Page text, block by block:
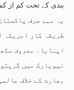
بندی کے تحت کم از کم
یہ مہم صرف
طریقہ کار امریکہ
اپنایا۔ معروف
نیویارک میں
بھارت کے خلاف